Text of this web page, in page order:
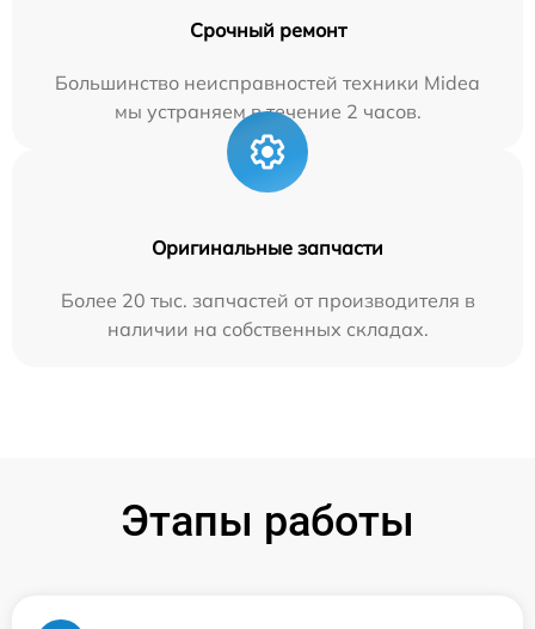
Срочный ремонт
Большинство неисправностей техники Midea
мы устраняем в течение 2 часов.
Оригинальные запчасти
Более 20 тыс. запчастей от производителя в
наличии на собственных складах.
Этапы работы